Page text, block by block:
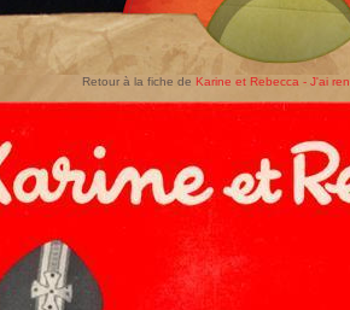
Retour à la fiche de Karine et Rebecca - J'ai